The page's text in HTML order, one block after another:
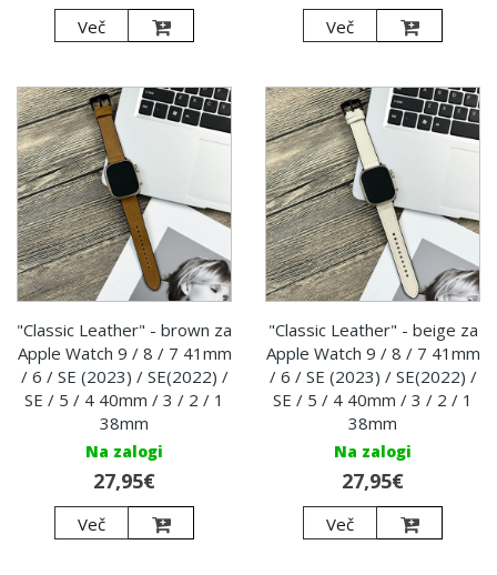
Več Več
"Classic Leather" - brown za
Apple Watch 9 / 8 / 7 41mm
/ 6 / SE (2023) / SE(2022) /
SE / 5 / 4 40mm / 3 / 2 / 1
38mm
Na zalogi
27,95€
Več
"Classic Leather" - beige za
Apple Watch 9 / 8 / 7 41mm
/ 6 / SE (2023) / SE(2022) /
SE / 5 / 4 40mm / 3 / 2 / 1
38mm
Na zalogi
27,95€
Več